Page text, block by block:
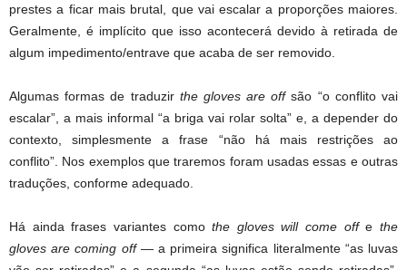
prestes a ficar mais brutal, que vai escalar a proporções maiores.
Geralmente, é implícito que isso acontecerá devido à retirada de
algum impedimento/entrave que acaba de ser removido.
Algumas formas de traduzir the gloves are offsão “o conflito vai
escalar”, a mais informal “a briga vai rolar solta” e, a depender do
contexto, simplesmente a frase “não há mais restrições ao
conflito”. Nos exemplos que traremos foram usadas essas e outras
traduções, conforme adequado.
Há ainda frases variantes comothe gloves will come offethe
gloves are coming off— a primeira significa literalmente “as luvas